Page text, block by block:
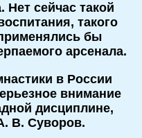
Нет сейчас такой
такого
бы
арсенала.
в России
внимание
дисциплине,
В. Суворов.